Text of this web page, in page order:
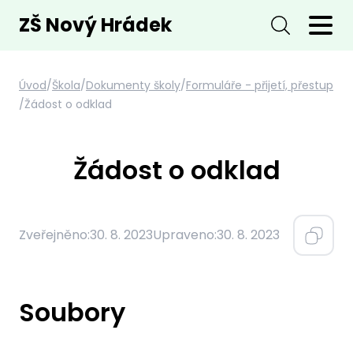
ZŠ Nový Hrádek
Úvod/Škola/Dokumenty školy/Formuláře - přijetí, přestup
/Žádost o odklad
Žádost o odklad
Zveřejněno:30. 8. 2023Upraveno:30. 8. 2023
Soubory